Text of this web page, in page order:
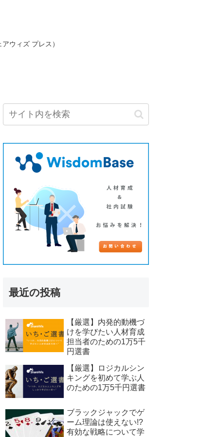
ウィズ プレス）
最近の投稿
【厳選】内発的動機づ
けを学びたい人材育成
担当者のための1万5千
円選書
【厳選】ロジカルシン
キングを初めて学ぶ人
のための1万5千円選書
ブラックジャックでゲ
ーム理論は使えない!?
有効な戦略について学